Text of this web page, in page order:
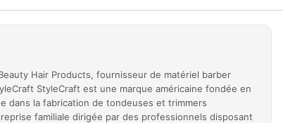
Hair Products, fournisseur de matériel barber
StyleCraft est une marque américaine fondée en
dans la fabrication de tondeuses et trimmers
familiale dirigée par des professionnels disposant